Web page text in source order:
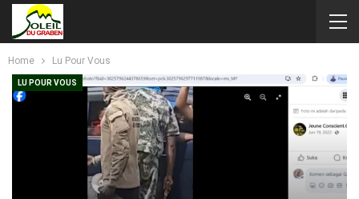
Home Lu Pour Vous
LU POUR VOUS